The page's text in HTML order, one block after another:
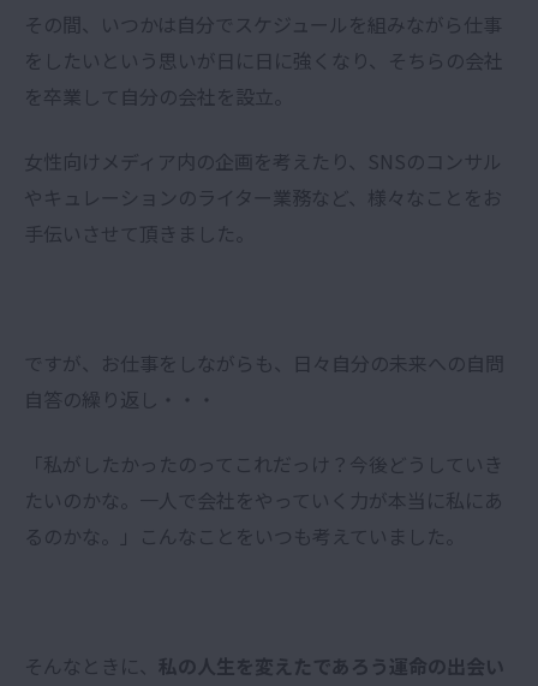
その間、いつかは自分でスケジュールを組みながら仕事
をしたいという思いが日に日に強くなり、そちらの会社
を卒業して自分の会社を設立。
女性向けメディア内の企画を考えたり、SNSのコンサル
やキュレーションのライター業務など、様々なことをお
手伝いさせて頂きました。
ですが、お仕事をしながらも、日々自分の未来への自問
自答の繰り返し・・・
「私がしたかったのってこれだっけ？今後どうしていき
たいのかな。一人で会社をやっていく力が本当に私にあ
るのかな。」こんなことをいつも考えていました。
そんなときに、 私の人生を変えたであろう運命の出会い